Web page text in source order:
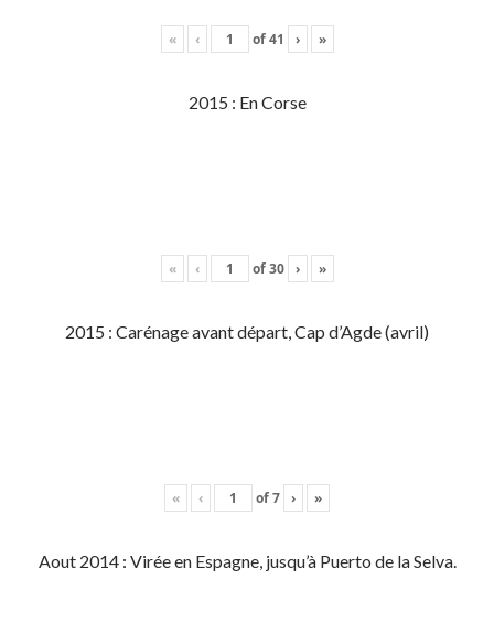
« ‹ of41 › »
2015 : En Corse
« ‹ of30 › »
2015 : Carénage avant départ, Cap d’Agde (avril)
« ‹ of7 › »
Aout 2014 : Virée en Espagne, jusqu’à Puerto de la Selva.